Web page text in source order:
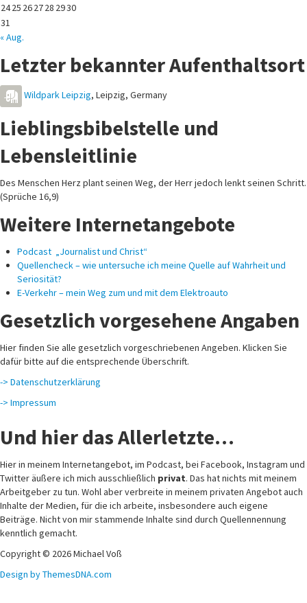
2425 262728 2930
31
« Aug.
Letzter bekannter Aufenthaltsort
Wildpark Leipzig, Leipzig, Germany
Lieblingsbibelstelle und
Lebensleitlinie
Des Menschen Herz plant seinen Weg, der Herr jedoch lenkt seinen Schritt.
(Sprüche 16,9)
Weitere Internetangebote
Podcast „Journalist und Christ“
Quellencheck – wie untersuche ich meine Quelle auf Wahrheit und
Seriosität?
E-Verkehr – mein Weg zum und mit dem Elektroauto
Gesetzlich vorgesehene Angaben
Hier finden Sie alle gesetzlich vorgeschriebenen Angeben. Klicken Sie
dafür bitte auf die entsprechende Überschrift.
-> Datenschutzerklärung
-> Impressum
Und hier das Allerletzte…
Hier in meinem Internetangebot, im Podcast, bei Facebook, Instagram und
Twitter äußere ich mich ausschließlich privat. Das hat nichts mit meinem
Arbeitgeber zu tun. Wohl aber verbreite in meinem privaten Angebot auch
Inhalte der Medien, für die ich arbeite, insbesondere auch eigene
Beiträge. Nicht von mir stammende Inhalte sind durch Quellennennung
kenntlich gemacht.
Copyright © 2026 Michael Voß
Design by ThemesDNA.com